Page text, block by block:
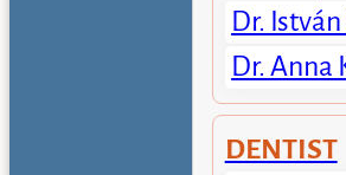
Dr.
Dr. Anna
DENTIST